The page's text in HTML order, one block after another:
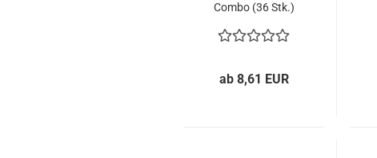
Combo (36 Stk.)
ab 8,61 EUR